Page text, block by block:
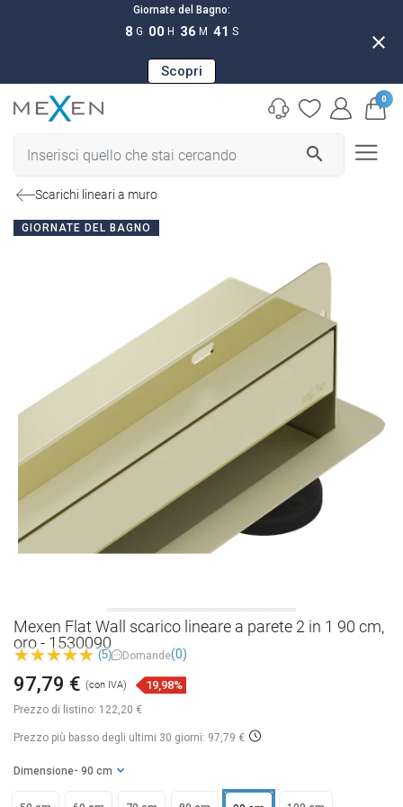
Giornate del Bagno:
8 G 00 H 36 M 40 S
Scopri
close
search
0
Scarichi lineari a muro
GIORNATE DEL BAGNO
Mexen Flat Wall scarico lineare a parete 2 in 1 90 cm,
oro - 1530090
(5) Domande(0)
Prezzo di listino: 122,20 €
97,79 € (con IVA) 19,98%
Prezzo più basso degli ultimi 30 giorni: 97,79 €
Dimensione - 90 cm